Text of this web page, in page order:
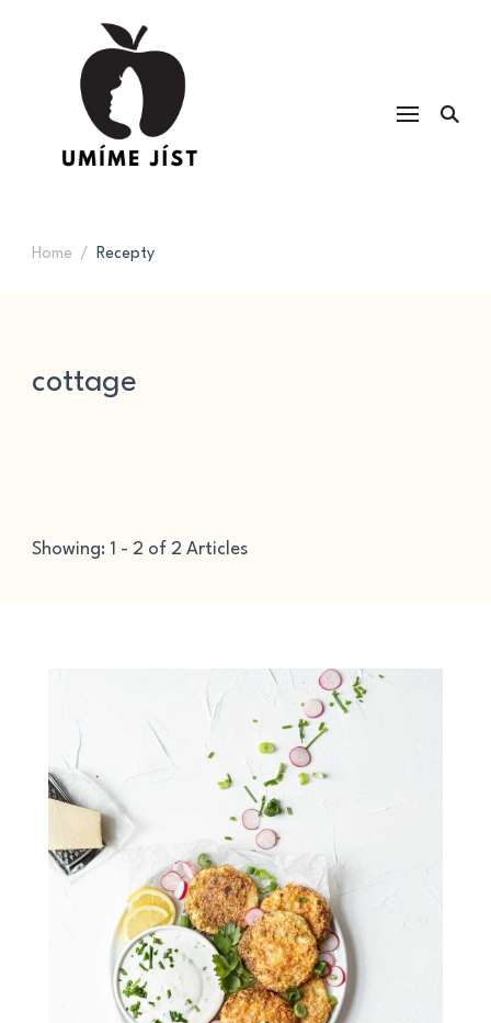
Kvalita potravin a výživa & recepty
Home / Recepty
cottage
Showing: 1 - 2 of 2 Articles